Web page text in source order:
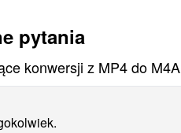
pytania
konwersji z MP4 do M4A